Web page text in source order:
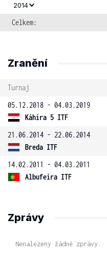
2014
Celkem:
Zranění
Turnaj
05.12.2018 - 04.03.2019
Káhira 5 ITF
21.06.2014 - 22.06.2014
Breda ITF
14.02.2011 - 04.03.2011
Albufeira ITF
Zprávy
Nenalezeny žádné zprávy.